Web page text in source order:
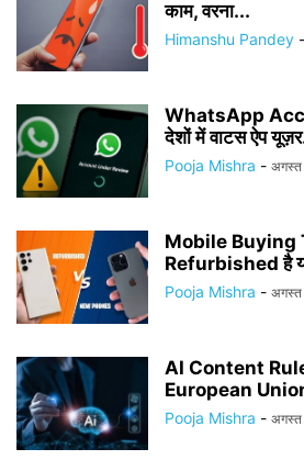
काम, वरना...
Himanshu Pandey -
WhatsApp
देशों में वाटस ऐप
Pooja Mishra -
Mobile Buying
Refurbished है
Pooja Mishra -
AI Content
European Union
Pooja Mishra - अगस्त